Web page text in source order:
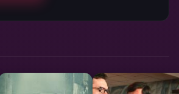
эффекты, включая